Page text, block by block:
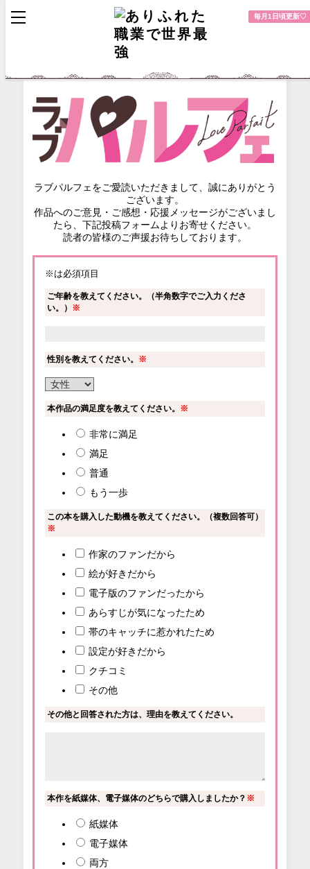
毎月1日頃更新♡
toggle
navigation
ラブパルフェをご愛読いただきまして、誠にありがとう
ございます。
作品へのご意見・ご感想・応援メッセージがございまし
たら、下記投稿フォームよりお寄せください。
読者の皆様のご声援お待ちしております。
※は必須項目
ご年齢を教えてください。（半角数字でご入力くださ
い。） ※
性別を教えてください。 ※
本作品の満足度を教えてください。 ※
非常に満足
満足
普通
もう一歩
この本を購入した動機を教えてください。（複数回答可）
※
作家のファンだから
絵が好きだから
電子版のファンだったから
あらすじが気になったため
帯のキャッチに惹かれたため
設定が好きだから
クチコミ
その他
その他と回答された方は、理由を教えてください。
本作を紙媒体、電子媒体のどちらで購入しましたか？ ※
紙媒体
電子媒体
両方